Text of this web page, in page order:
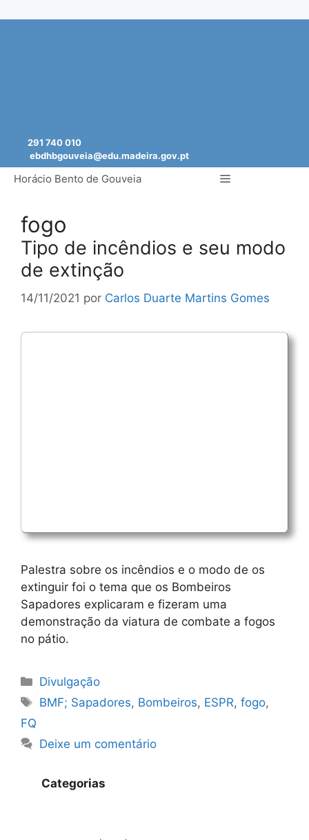
291 740 010
ebdhbgouveia@edu.madeira.gov.pt
Horácio Bento de Gouveia Menu
fogo
Tipo de incêndios e seu modo
de extinção
14/11/2021 por Carlos Duarte Martins Gomes
Palestra sobre os incêndios e o modo de os
extinguir foi o tema que os Bombeiros
Sapadores explicaram e fizeram uma
demonstração da viatura de combate a fogos
no pátio.
Categorias
Divulgação
Etiquetas
BMF; Sapadores, Bombeiros, ESPR,fogo,
FQ
Deixe um comentário
Categorias